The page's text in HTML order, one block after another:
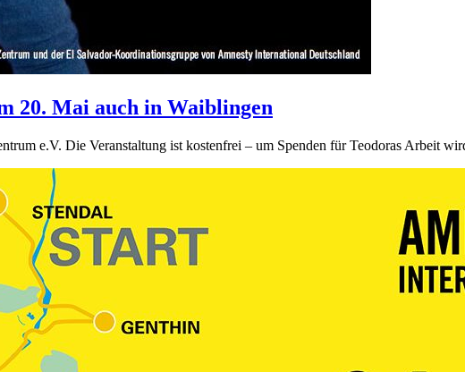
20. Mai auch in Waiblingen
e.V. Die Veranstaltung ist kostenfrei – um Spenden für Teodoras Arbeit